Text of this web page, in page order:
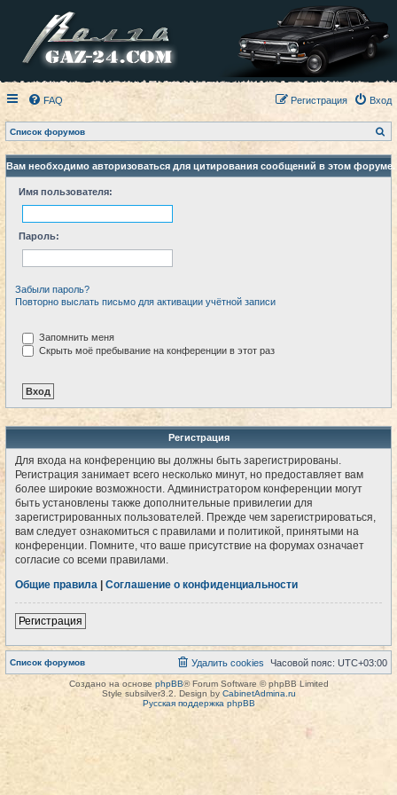
FAQ Вход
Регистрация
Список форумов
о
с
к
Вам необходимо авторизоваться для цитирования сообщений в этом форуме.
Имя пользователя:
Пароль:
Забыли пароль?
Повторно выслать письмо для активации учётной записи
Запомнить меня
Скрыть моё пребывание на конференции в этот раз
Регистрация
Для входа на конференцию вы должны быть зарегистрированы.
Регистрация занимает всего несколько минут, но предоставляет вам
более широкие возможности. Администратором конференции могут
быть установлены также дополнительные привилегии для
зарегистрированных пользователей. Прежде чем зарегистрироваться,
вам следует ознакомиться с правилами и политикой, принятыми на
конференции. Помните, что ваше присутствие на форумах означает
согласие со всеми правилами.
Общие правила
Соглашение о конфиденциальности
Регистрация
Список форумов Часовой пояс: UTC+03:00
Удалить cookies
Создано на основе phpBB® Forum Software © phpBB Limited
Style subsilver3.2. Design by CabinetAdmina.ru
Русская поддержка phpBB